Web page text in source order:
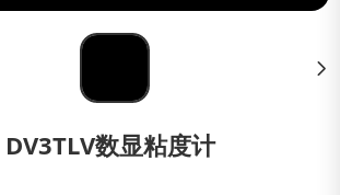
数显粘度计